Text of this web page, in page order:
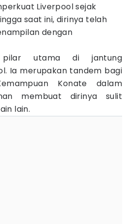
Liverpool sejak
saat ini, dirinya telah
dengan
pilar utama di jantung
Ia merupakan tandem bagi
Konate dalam
membuat dirinya sulit
lain.